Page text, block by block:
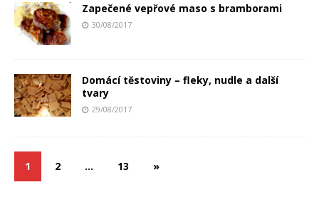
Zapečené vepřové maso s bramborami
30/08/2017
Domácí těstoviny – fleky, nudle a další
tvary
29/08/2017
1 2 … 13 »